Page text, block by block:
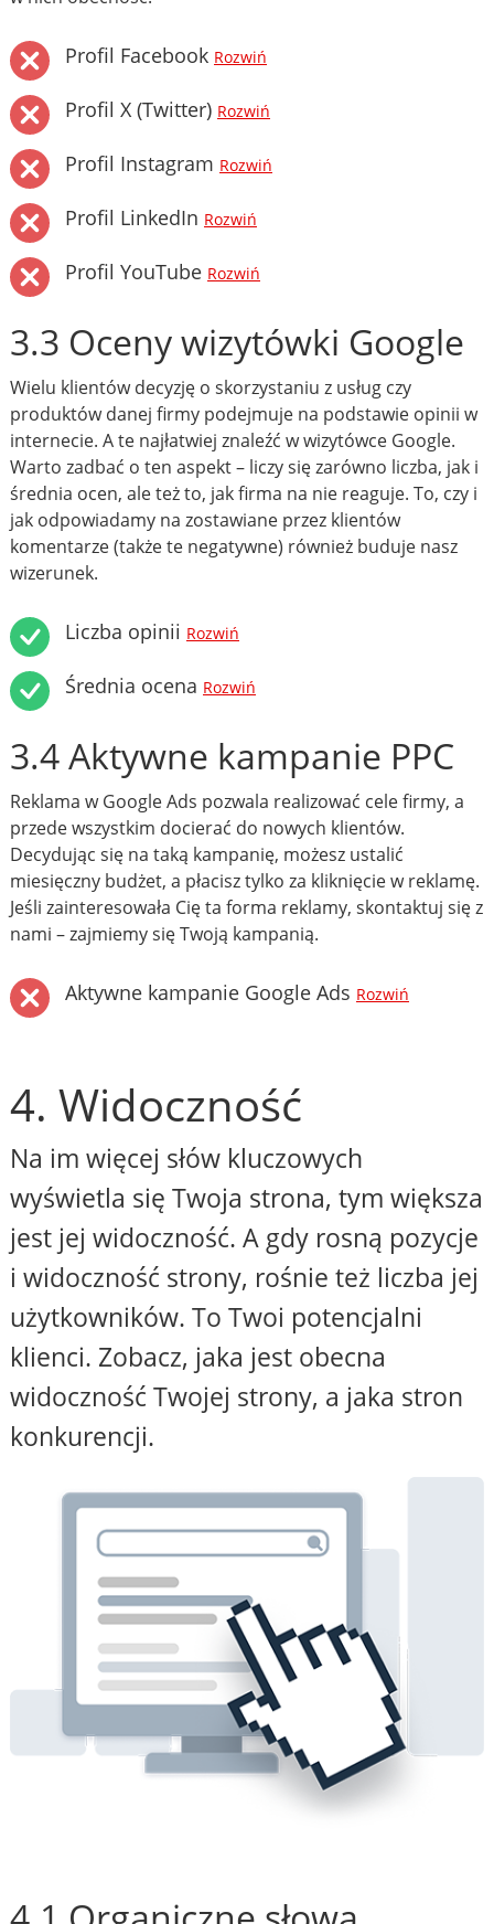
Profil Facebook Rozwiń
Profil X (Twitter) Rozwiń
Profil Instagram Rozwiń
Profil LinkedIn Rozwiń
Profil YouTube Rozwiń
3.3 Oceny wizytówki Google
Wielu klientów decyzję o skorzystaniu z usług czy
produktów danej firmy podejmuje na podstawie opinii w
internecie. A te najłatwiej znaleźć w wizytówce Google.
Warto zadbać o ten aspekt – liczy się zarówno liczba, jak i
średnia ocen, ale też to, jak firma na nie reaguje. To, czy i
jak odpowiadamy na zostawiane przez klientów
komentarze (także te negatywne) również buduje nasz
wizerunek.
Liczba opinii Rozwiń
Średnia ocena Rozwiń
3.4 Aktywne kampanie PPC
Reklama w Google Ads pozwala realizować cele firmy, a
przede wszystkim docierać do nowych klientów.
Decydując się na taką kampanię, możesz ustalić
miesięczny budżet, a płacisz tylko za kliknięcie w reklamę.
Jeśli zainteresowała Cię ta forma reklamy, skontaktuj się z
nami – zajmiemy się Twoją kampanią.
Aktywne kampanie Google Ads Rozwiń
4. Widoczność
Na im więcej słów kluczowych
wyświetla się Twoja strona, tym większa
jest jej widoczność. A gdy rosną pozycje
i widoczność strony, rośnie też liczba jej
użytkowników. To Twoi potencjalni
klienci. Zobacz, jaka jest obecna
widoczność Twojej strony, a jaka stron
konkurencji.